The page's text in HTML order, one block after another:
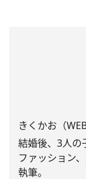
きくかお（
結婚後、3人の
ファッション、
執筆。